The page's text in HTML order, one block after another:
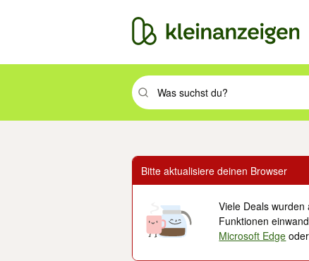
Suchbegriff eingeben. Eingabetaste
Bitte aktualisiere deinen Browser
Viele Deals
Funktionen
Microsoft Edge